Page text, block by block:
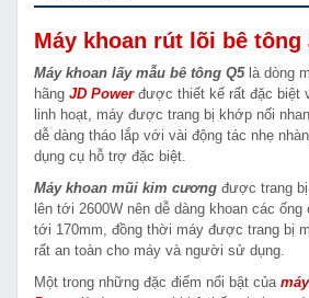
Máy khoan rút lõi bê tông
Máy khoan lấy mẫu bê tông Q5là dòng
hãng JD Powerđược thiết kế rất đặc biệt
linh hoạt, máy được trang bị khớp nối
dễ dàng tháo lắp với vài động tác nhẹ
dụng cụ hỗ trợ đặc biệt.
Máy khoan mũi kim cương được trang
lên tới 2600W nên dễ dàng khoan các
tới 170mm, đồng thời máy được trang bị
rất an toàn cho máy và người sử dụng.
Một trong những đặc điểm nổi bật của